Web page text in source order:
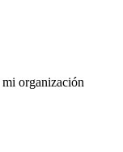
organización